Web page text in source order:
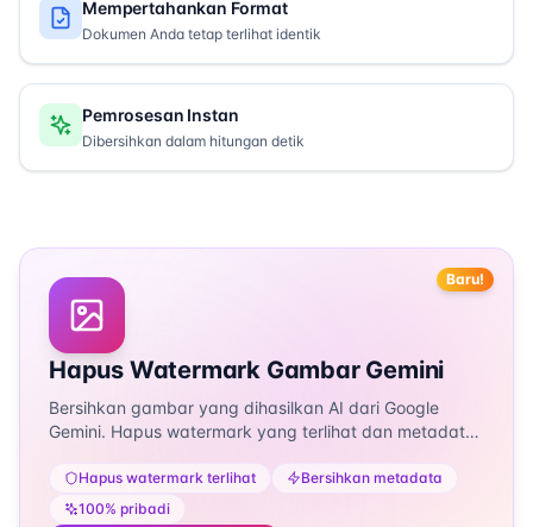
Mempertahankan Format
Dokumen Anda tetap terlihat identik
Pemrosesan Instan
Dibersihkan dalam hitungan detik
Baru!
Hapus Watermark Gambar Gemini
Bersihkan gambar yang dihasilkan AI dari Google
Gemini. Hapus watermark yang terlihat dan metadata
Hapus watermark terlihat
Bersihkan metadata
100% pribadi